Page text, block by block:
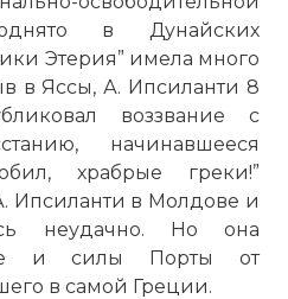
в Дунайских
Этерия” имела много
в Яссы, А. Ипсиланти 8
воззвание с
начинавшееся
храбрые греки!”
Ипсиланти в Молдове и
неудачно. Но она
и силы Порты от
в самой Греции.